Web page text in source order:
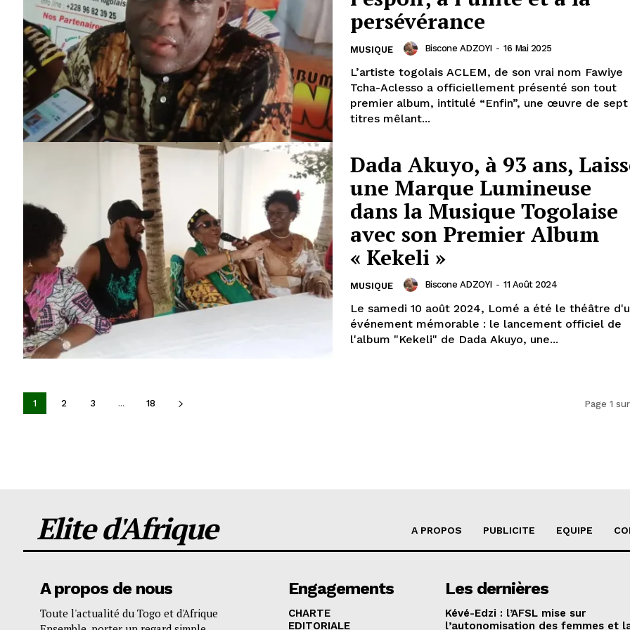
persévérance
MUSIQUE Biscone ADZOYI - 16 Mai 2025
L’artiste togolais ACLEM, de son vrai nom Fawiye
Tcha-Aclesso a officiellement présenté son tout
premier album, intitulé “Enfin”, une œuvre de sept
titres mêlant...
Dada Akuyo, à 93 ans,
une Marque Lumineuse
dans la Musique Togolaise
avec son Premier Album
« Kekeli »
MUSIQUE Biscone ADZOYI - 11 Août 2024
Le samedi 10 août 2024, Lomé a été le théâtre
événement mémorable : le lancement officiel de
l'album "Kekeli" de Dada Akuyo, une...
1 2 3 ... 18 Page 1
Elite d'Afrique A PROPOS PUBLICITE EQUIPE
A propos de nous
Toute l'actualité du Togo et d'Afrique
Engagements
CHARTE
EDITORIALE
Les dernières
Kévé-Edzi : l’AFSL mise sur
l’autonomisation des femmes et